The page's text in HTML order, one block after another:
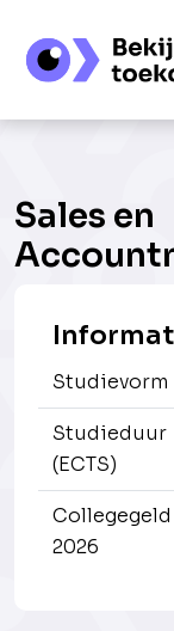
Sales en
Studievorm
Studieduur
(ECTS)
Collegegeld
2026